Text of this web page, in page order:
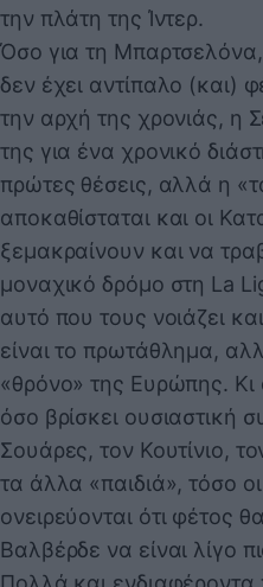
την πλάτη της Ίντερ.
Όσο για τη Μπαρτσελόνα,
δεν έχει αντίπαλο (και)
την αρχή της χρονιάς, η
της για ένα χρονικό
πρώτες θέσεις, αλλά η
αποκαθίσταται και οι
ξεμακραίνουν και να
μοναχικό δρόμο στη La
αυτό που τους νοιάζει
είναι το πρωτάθλημα,
«θρόνο» της Ευρώπης. Κι
όσο βρίσκει ουσιαστική
Σουάρες, τον Κουτίνιο,
τα άλλα «παιδιά», τόσο
ονειρεύονται ότι φέτος
Βαλβέρδε να είναι λίγο